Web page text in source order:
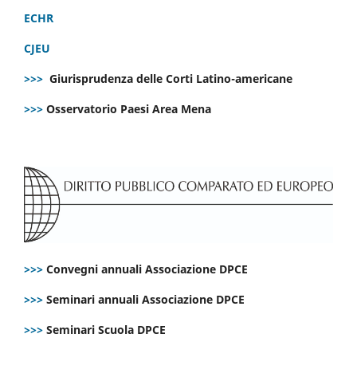
ECHR
CJEU
>>> Giurisprudenza delle Corti Latino-americane
>>> Osservatorio Paesi Area Mena
>>> Convegni annuali Associazione DPCE
>>> Seminari annuali Associazione DPCE
>>> Seminari Scuola DPCE